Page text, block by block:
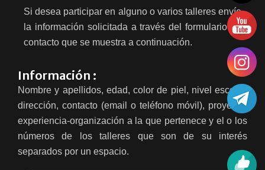
Si desea participar en alguno o varios talleres envíe
la información solicitada a través del formulario de
contacto que se muestra a continuación.
Información :
Nombre y apellidos, edad, color de piel, nivel escolar,
dirección, contacto (email o teléfono móvil), proyecto-
experiencia-organización a la que pertenece y el o los
números de los talleres que son de su interés
separados por un espacio.